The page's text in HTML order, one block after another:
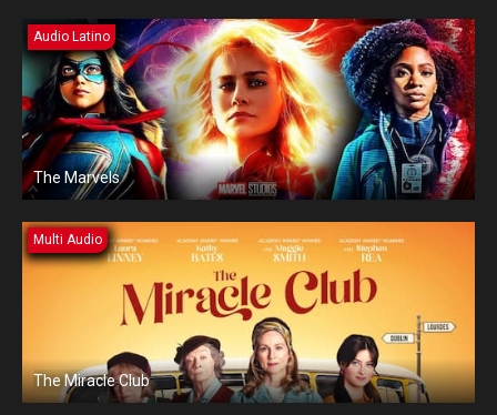
Audio Latino
The Marvels
Multi Audio
The Miracle Club